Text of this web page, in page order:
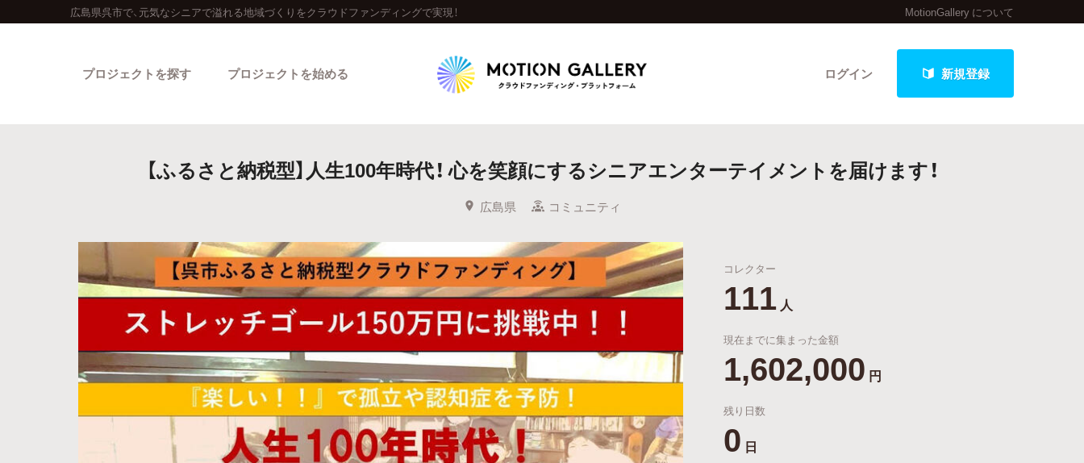
広島県呉市で、元気なシニアで溢れる地域づくりをクラウドファンディングで実現！ MotionGallery について
ログイン 新規登録
プロジェクトを探す
人気のプロジェクト 新着プロジェクト 終了間近のプロジェクト
Feature
カテゴリーから探す タグから探す キュレーターから探す 特集から探す 最新進捗報告から探す
Legendary
最新達成プロジェクト 調達額が大きいプロジェクト
プロジェクトを始める
【ふるさと納税型】人生100年時代！ 心を笑顔にするシニアエンターテイメントを届けます！
広島県 コミュニティ
コレクター
111 人
現在までに集まった金額
1,602,000 円
残り日数
0 日